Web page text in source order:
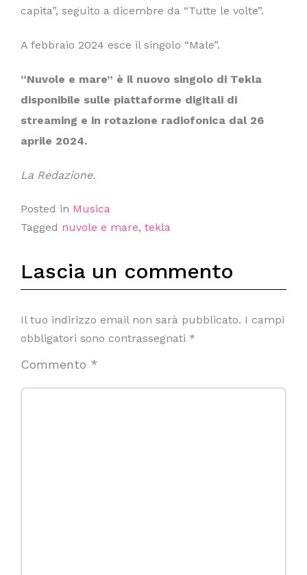
capita”, seguito a dicembre da “Tutte le volte”.
A febbraio 2024 esce il singolo “Male”.
“Nuvole e mare” è il nuovo singolo di Tekla
disponibile sulle piattaforme digitali di
streaming e in rotazione radiofonica dal 26
aprile 2024.
La Redazione.
Posted in Musica
Tagged nuvole e mare, tekla
Lascia un commento
Il tuo indirizzo email non sarà pubblicato. I campi
obbligatori sono contrassegnati *
Commento *